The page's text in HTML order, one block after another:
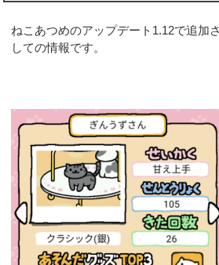
ねこあつめのアップデート1.12で追加
しての情報です。